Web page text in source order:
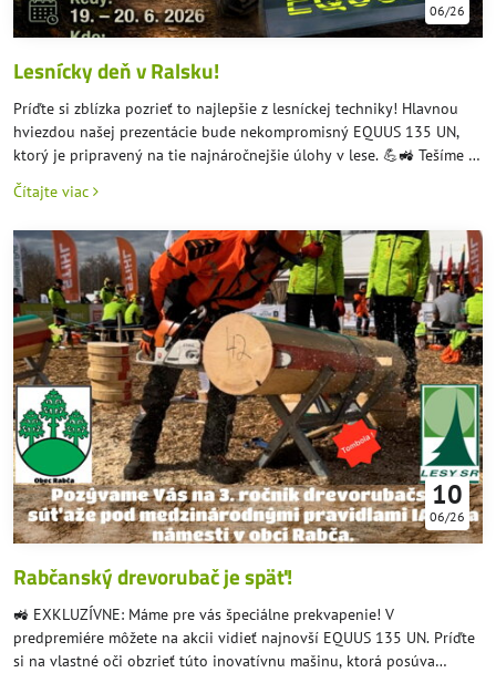
06/26
Lesnícky deň v Ralsku!
Príďte si zblízka pozrieť to najlepšie z lesníckej techniky! Hlavnou
hviezdou našej prezentácie bude nekompromisný EQUUS 135 UN,
ktorý je pripravený na tie najnáročnejšie úlohy v lese. 💪🚜 Tešíme sa
na stretnutie s vami: 📅 Kedy: 19. – 20. 6. 2026 📍 Kde: Skelná huť v
Ralsku 🛰 GPS súradnice: 50.6127031N, 14.7884389E Príďte zažiť
Vidíme sa v lese! 👋🌳
Čítajte viac
10
06/26
Rabčanský drevorubač je späť!
🚜 EXKLUZÍVNE: Máme pre vás špeciálne prekvapenie! V
predpremiére môžete na akcii vidieť najnovší EQUUS 135 UN. Príďte
si na vlastné oči obzrieť túto inovatívnu mašinu, ktorá posúva